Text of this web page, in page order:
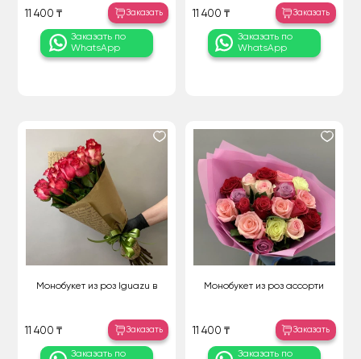
11 400 ₸ Заказать
Заказать по
WhatsApp
11 400 ₸ Заказать
Заказать по
WhatsApp
Монобукет из роз Iguazu в
11 400 ₸ Заказать
Заказать по
Монобукет из роз ассорти
11 400 ₸ Заказать
Заказать по